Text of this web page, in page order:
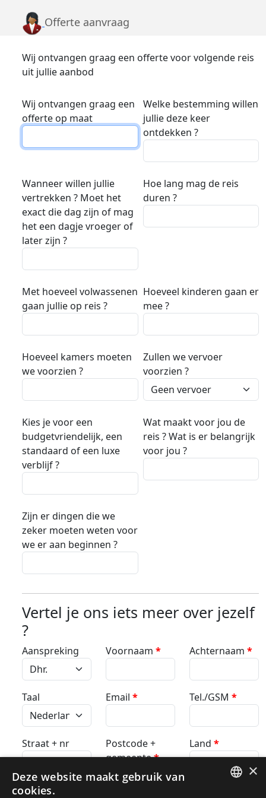
Offerte aanvraag
Wij ontvangen graag een offerte voor volgende reis
uit jullie aanbod
Wij ontvangen graag een
offerte op maat
Welke bestemming willen
jullie deze keer
ontdekken ?
Wanneer willen jullie
vertrekken ? Moet het
exact die dag zijn of mag
het een dagje vroeger of
later zijn ?
Hoe lang mag de reis
duren ?
Met hoeveel volwassenen
gaan jullie op reis ?
Hoeveel kinderen gaan er
mee ?
Hoeveel kamers moeten
we voorzien ?
Zullen we vervoer
voorzien ?
Kies je voor een
budgetvriendelijk, een
standaard of een luxe
verblijf ?
Wat maakt voor jou de
reis ? Wat is er belangrijk
voor jou ?
Zijn er dingen die we
zeker moeten weten voor
we er aan beginnen ?
Vertel je ons iets meer over jezelf
?
Aanspreking Voornaam * Achternaam *
Taal Email * Tel./GSM *
Straat + nr
Postcode +
gemeente*
Land *
×
Deze website maakt gebruik van
cookies.